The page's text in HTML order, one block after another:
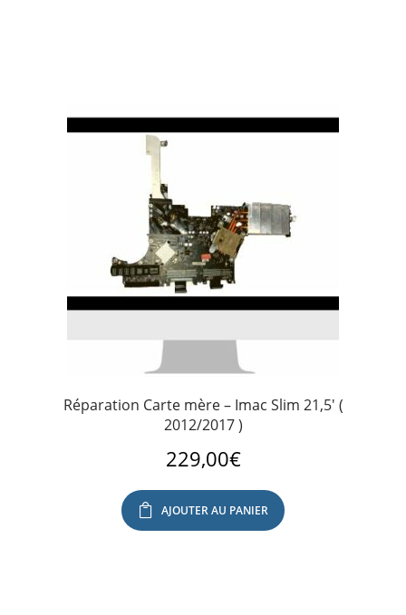
Réparation Carte mère – Imac Slim 21,5′ (
2012/2017 )
229,00€
AJOUTER AU PANIER